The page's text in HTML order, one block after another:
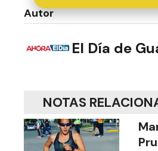
Autor
El Día de
NOTAS